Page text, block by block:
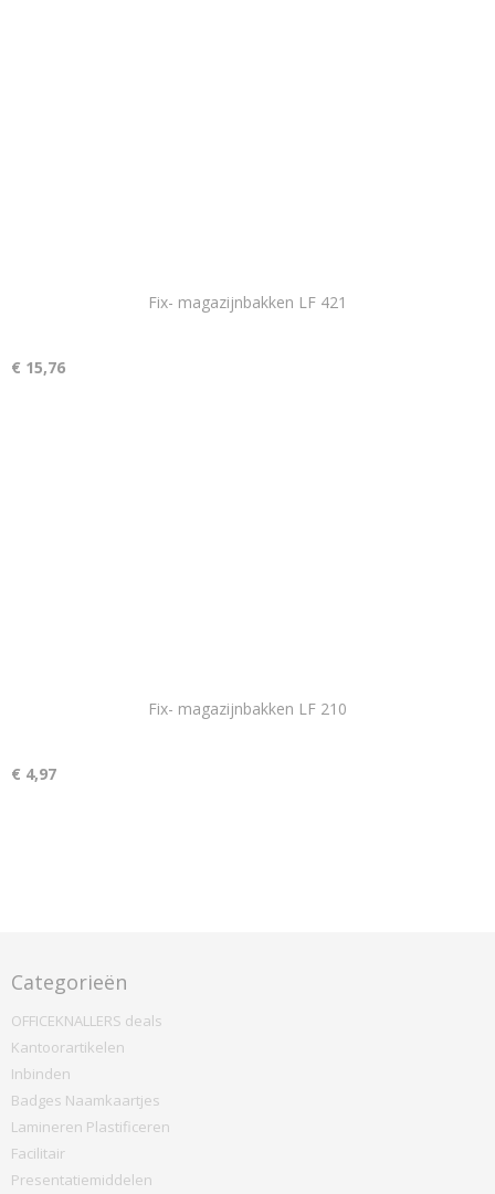
Fix- magazijnbakken LF 421
€ 15,76
Fix- magazijnbakken LF 210
€ 4,97
Categorieën
OFFICEKNALLERS deals
Kantoorartikelen
Inbinden
Badges Naamkaartjes
Lamineren Plastificeren
Facilitair
Presentatiemiddelen